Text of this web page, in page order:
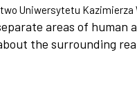
Uniwersytetu Kazimierza
areas of
the surrounding